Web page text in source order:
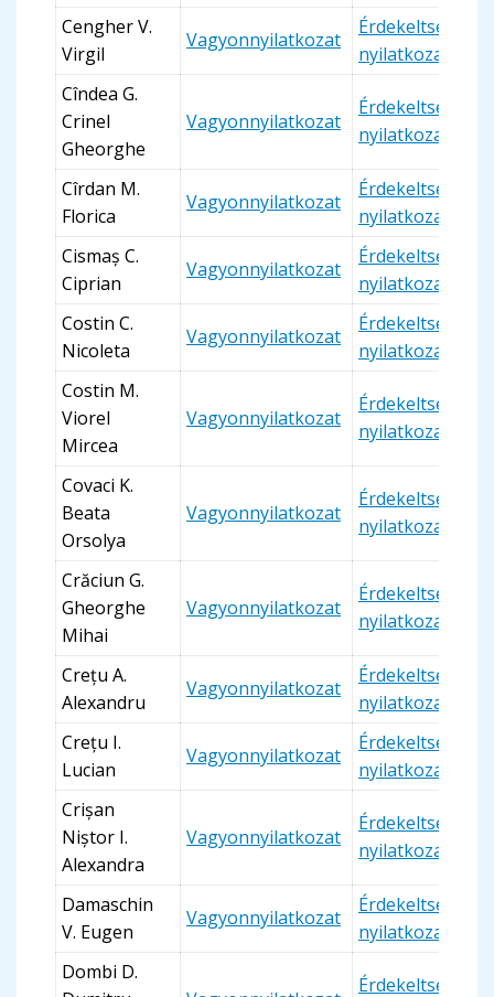
Cengher V.
Virgil
Vagyonnyilatkozat
Érdekeltségi
nyilatkozat
Cîndea G.
Crinel
Gheorghe
Vagyonnyilatkozat
Érdekeltségi
nyilatkozat
Cîrdan M.
Florica
Vagyonnyilatkozat
Érdekeltségi
nyilatkozat
Cismaș C.
Ciprian
Vagyonnyilatkozat
Érdekeltségi
nyilatkozat
Costin C.
Nicoleta
Vagyonnyilatkozat
Érdekeltségi
nyilatkozat
Costin M.
Viorel
Mircea
Vagyonnyilatkozat
Érdekeltségi
nyilatkozat
Covaci K.
Beata
Orsolya
Vagyonnyilatkozat
Érdekeltségi
nyilatkozat
Crăciun G.
Gheorghe
Mihai
Vagyonnyilatkozat
Érdekeltségi
nyilatkozat
Crețu A.
Alexandru
Vagyonnyilatkozat
Érdekeltségi
nyilatkozat
Crețu I.
Lucian
Vagyonnyilatkozat
Érdekeltségi
nyilatkozat
Crișan
Niștor I.
Alexandra
Vagyonnyilatkozat
Érdekeltségi
nyilatkozat
Damaschin
V. Eugen
Vagyonnyilatkozat
Érdekeltségi
nyilatkozat
Dombi D.
Érdekeltségi